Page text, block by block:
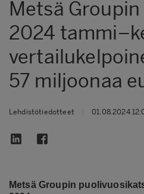
Metsä
2024
57 miljoonaa
Lehdistötiedotteet 01.08.2024
Metsä Groupin